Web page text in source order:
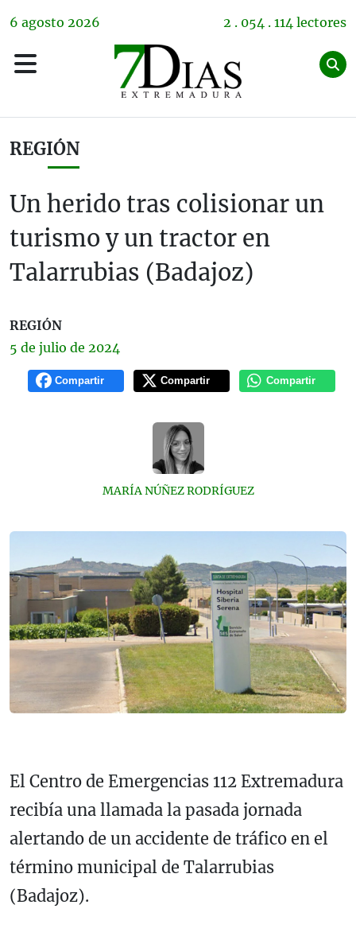
6 agosto 2026 2 . 054 . 114 lectores
REGIÓN
Un herido tras colisionar un
turismo y un tractor en
Talarrubias (Badajoz)
REGIÓN
5 de julio de 2024
Compartir Compartir Compartir
MARÍA NÚÑEZ RODRÍGUEZ
El Centro de Emergencias 112 Extremadura
recibía una llamada la pasada jornada
alertando de un accidente de tráfico en el
término municipal de Talarrubias
(Badajoz).